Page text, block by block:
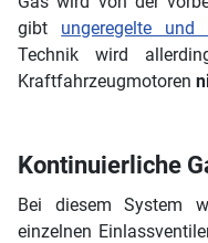
gibt ungeregelte und
Technik wird
Kraftfahrzeugmotoren
Kontinuierliche
Bei diesem System
einzelnen